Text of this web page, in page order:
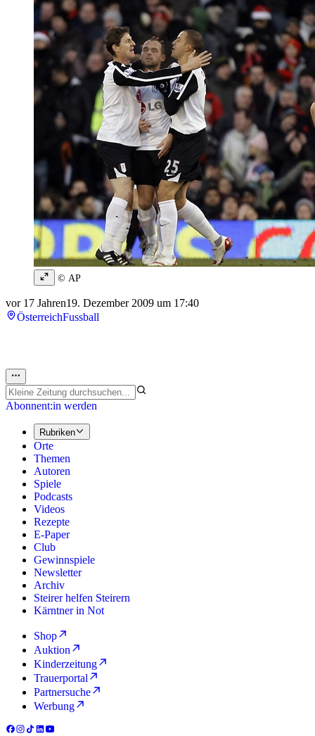
© AP
vor 17 Jahren19. Dezember 2009 um 17:40
ÖsterreichFussball
Abonnent:in werden
Rubriken
Orte
Themen
Autoren
Spiele
Podcasts
Videos
Rezepte
E-Paper
Club
Gewinnspiele
Newsletter
Archiv
Steirer helfen Steirern
Kärntner in Not
Shop
Auktion
Kinderzeitung
Trauerportal
Partnersuche
Werbung